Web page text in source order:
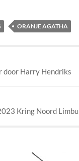
ORANJE AGATHA
door Harry Hendriks
Kring Noord